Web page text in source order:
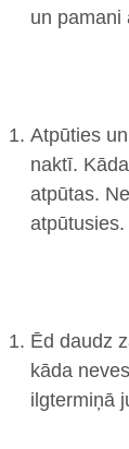
un pamani
Atpūties
naktī.
atpūtas.
atpūtusies.
Ēd daudz
kāda
ilgtermiņā